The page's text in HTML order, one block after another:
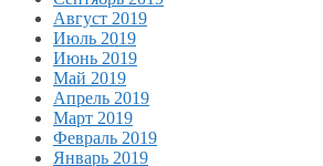
Август 2019
Июль 2019
Июнь 2019
Май 2019
Апрель 2019
Март 2019
Февраль 2019
Январь 2019